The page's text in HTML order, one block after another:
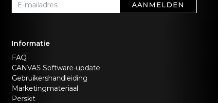
AANMELDEN
Informatie
FAQ
CANVAS Software-update
Gebruikershandleiding
Marketingmateriaal
Perskit